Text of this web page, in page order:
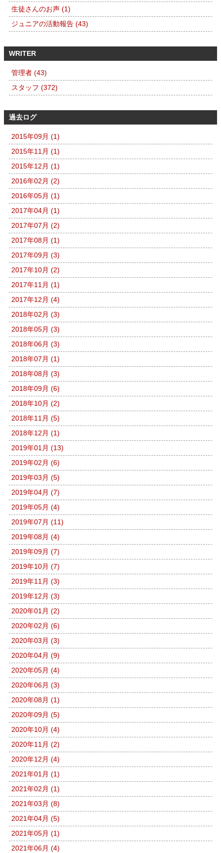
生徒さんのお声 (1)
ジュニアの活動報告 (43)
WRITER
管理者 (43)
スタッフ (372)
過去ログ
2015年09月 (1)
2015年11月 (1)
2015年12月 (1)
2016年02月 (2)
2016年05月 (1)
2017年04月 (1)
2017年07月 (2)
2017年08月 (1)
2017年09月 (3)
2017年10月 (2)
2017年11月 (1)
2017年12月 (4)
2018年02月 (3)
2018年05月 (3)
2018年06月 (3)
2018年07月 (1)
2018年08月 (3)
2018年09月 (6)
2018年10月 (2)
2018年11月 (5)
2018年12月 (1)
2019年01月 (13)
2019年02月 (6)
2019年03月 (5)
2019年04月 (7)
2019年05月 (4)
2019年07月 (11)
2019年08月 (4)
2019年09月 (7)
2019年10月 (7)
2019年11月 (3)
2019年12月 (3)
2020年01月 (2)
2020年02月 (6)
2020年03月 (3)
2020年04月 (9)
2020年05月 (4)
2020年06月 (3)
2020年08月 (1)
2020年09月 (5)
2020年10月 (4)
2020年11月 (2)
2020年12月 (4)
2021年01月 (1)
2021年02月 (1)
2021年03月 (8)
2021年04月 (5)
2021年05月 (1)
2021年06月 (4)